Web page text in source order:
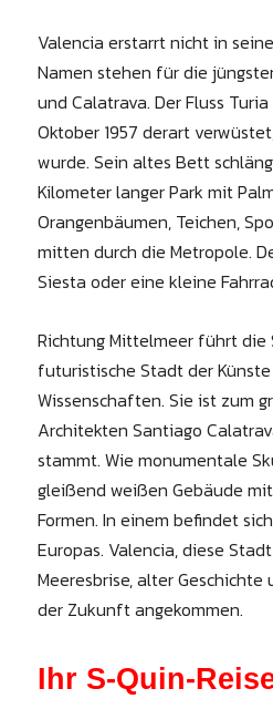
Valencia erstarrt nicht in
Namen stehen für die
und Calatrava. Der Fluss
Oktober 1957 derart
wurde. Sein altes Bett
Kilometer langer Park mit
Orangenbäumen, Teichen,
mitten durch die Metro­pole.
Siesta oder eine kleine
Richtung Mittelmeer führt die
futuristische Stadt der
Wissenschaften. Sie ist zum
Architekten Santiago
stammt. Wie monumentale
gleißend weißen Gebäude
Formen. In einem befindet
Europas. Valencia, diese
Meeresbrise, alter
der Zukunft angekommen.
Ihr S-Quin-